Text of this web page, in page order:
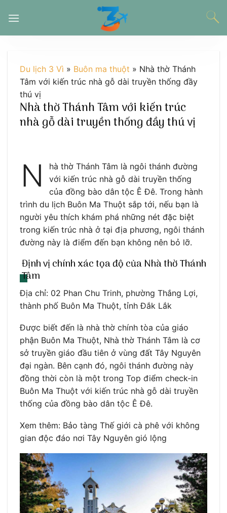
đến
Du lịch 3 Vì » Buôn ma thuột » Nhà thờ Thánh
Tâm với kiến trúc nhà gỗ dài truyền thống đầy
thú vị
Nhà thờ Thánh Tâm với kiến trúc
nhà gỗ dài truyền thống đầy thú vị
N
hà thờ Thánh Tâm là ngôi thánh đường
với kiến trúc nhà gỗ dài truyền thống
của đồng bào dân tộc Ê Đê. Trong hành
trình du lịch Buôn Ma Thuột sắp tới, nếu bạn là
người yêu thích khám phá những nét đặc biệt
trong kiến trúc nhà ở tại địa phương, ngôi thánh
đường này là điểm đến bạn không nên bỏ lỡ.
Định vị chính xác tọa độ của Nhà thờ Thánh
Tâm
Địa chỉ: 02 Phan Chu Trinh, phường Thắng Lợi,
thành phố Buôn Ma Thuột, tỉnh Đắk Lắk
Được biết đến là nhà thờ chính tòa của giáo
phận Buôn Ma Thuột, Nhà thờ Thánh Tâm là cơ
sở truyền giáo đầu tiên ở vùng đất Tây Nguyên
đại ngàn. Bên cạnh đó, ngôi thánh đường này
đồng thời còn là một trong Top điểm check-in
Buôn Ma Thuột với kiến trúc nhà gỗ dài truyền
thống của đồng bào dân tộc Ê Đê.
Xem thêm: Bảo tàng Thế giới cà phê với không
gian độc đáo nơi Tây Nguyên gió lộng